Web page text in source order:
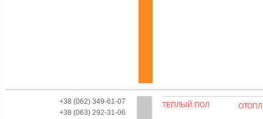
+38 (062) 349-61-07
+38 (063) 292-31-06
ТЕПЛЫЙ ПОЛ